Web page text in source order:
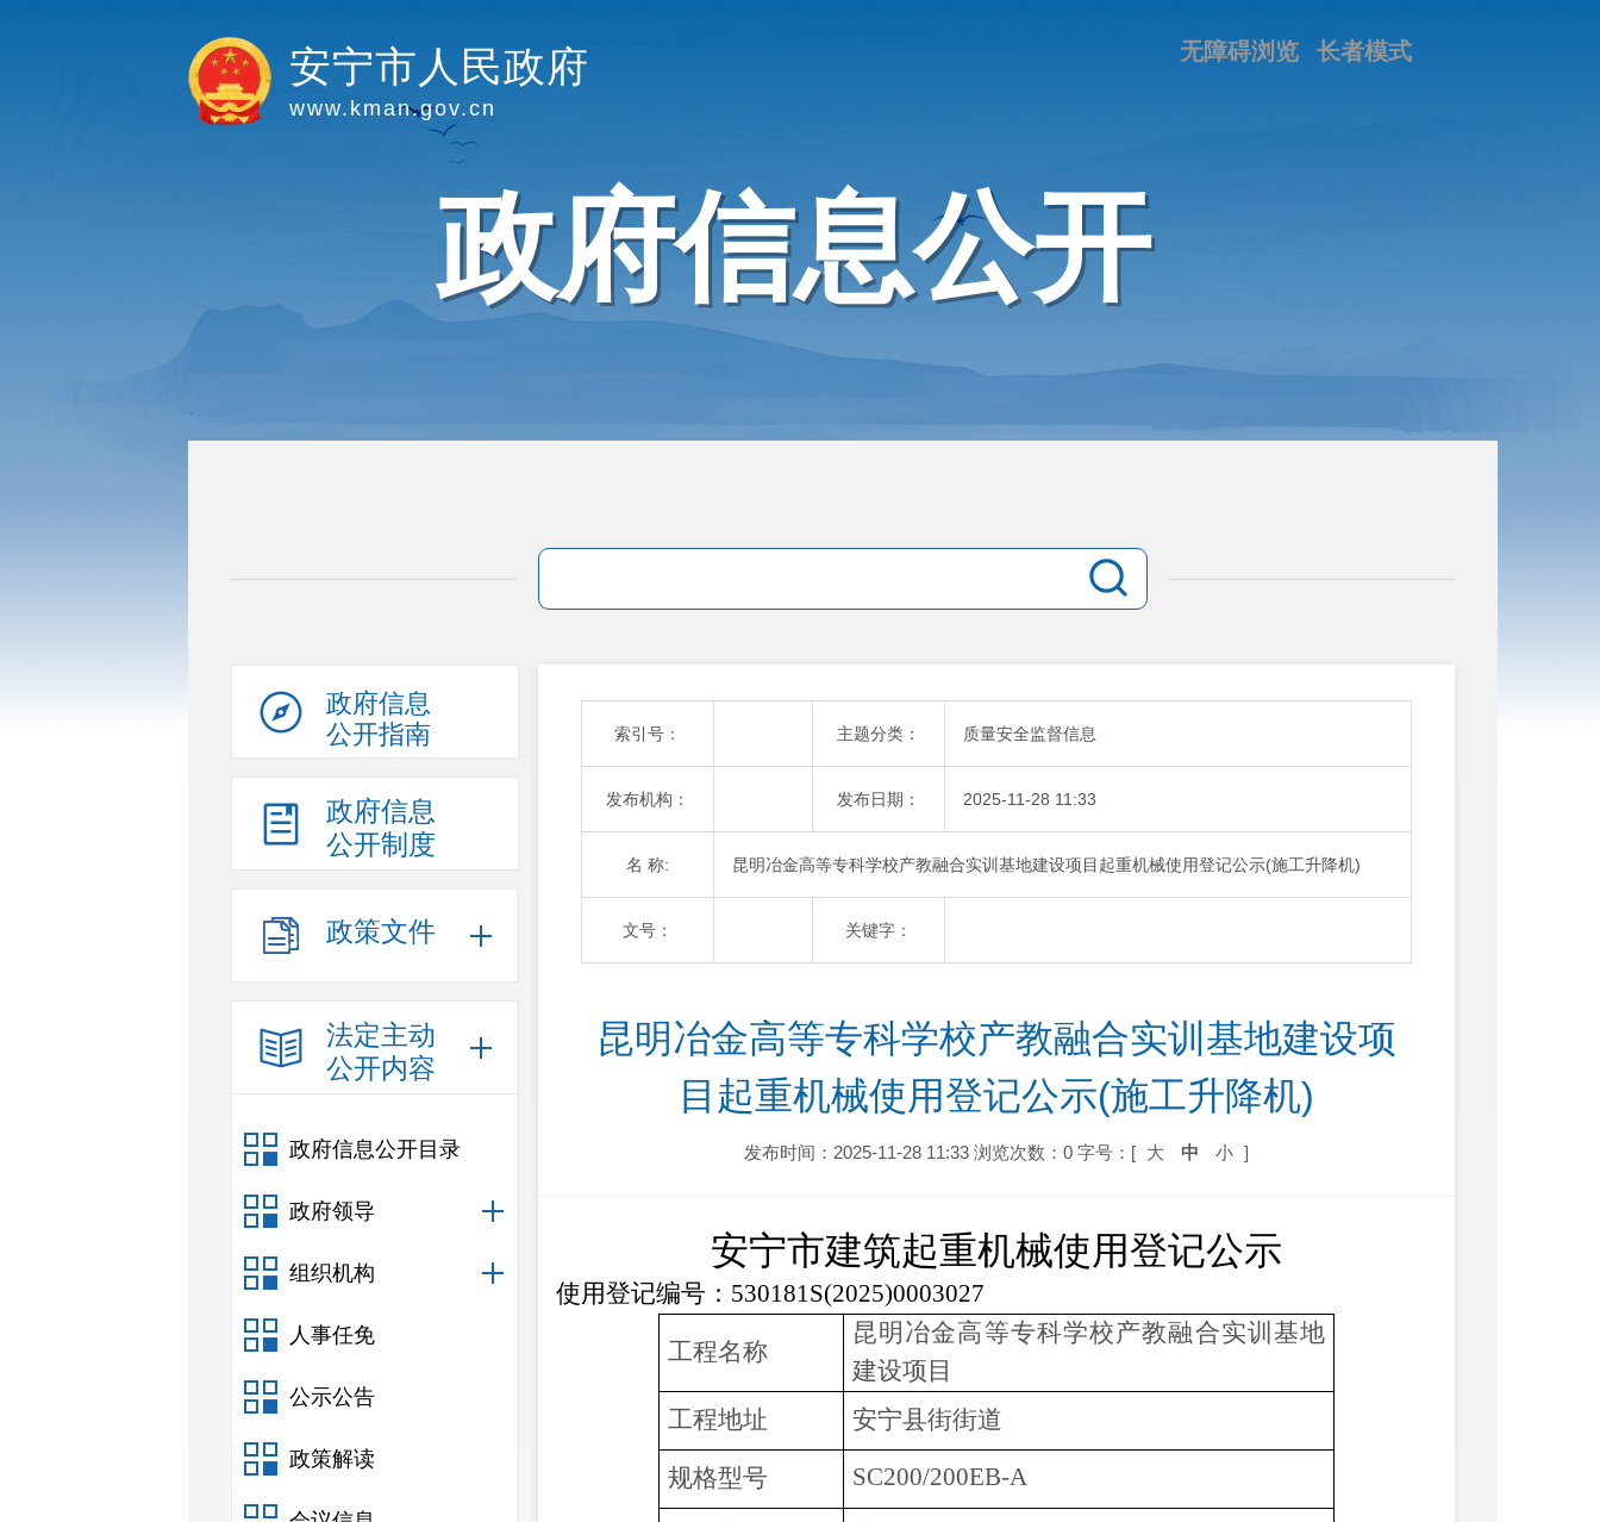
长者模式
无障碍浏览
安宁市人民政府
www.kman.gov.cn
政府信息公开
政府信息
公开指南
政府信息
公开制度
政策文件
法定主动
公开内容
政府信息公开目录
政府领导
组织机构
人事任免
公示公告
政策解读
索引号： 主题分类： 质量安全监督信息
发布机构： 发布日期： 2025-11-28 11:33
名 称: 昆明冶金高等专科学校产教融合实训基地建设项目起重机械使用登记公示(施工升降机)
文号： 关键字：
昆明冶金高等专科学校产教融合实训基地建设项
目起重机械使用登记公示(施工升降机)
发布时间：2025-11-28 11:33 浏览次数：0 字号：[ 大 中 小 ]
安宁市建筑起重机械使用登记公示
使用登记编号： 530181S(2025)0003027
工程名称
昆明冶金高等专科学校产教融合实训基地
建设项目
工程地址
安宁县街街道
规格型号 SC200/200EB-A